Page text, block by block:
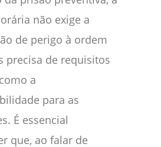
não exige a
de perigo à ordem
precisa de requisitos
a
para as
É essencial
que, ao falar de